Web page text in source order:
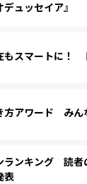
ュッセイア』
もスマートに！
方アワード みん
ランキング 読者
表